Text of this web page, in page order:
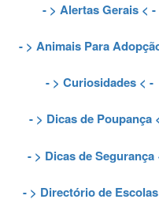
- > Alertas Gerais < -
- > Animais Para
- > Curiosidades< -
- > Dicas de Poupança
- > Dicas de Segurança
- > Directório de Escolas